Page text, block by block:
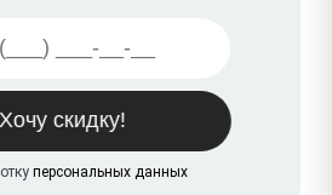
персональных данных